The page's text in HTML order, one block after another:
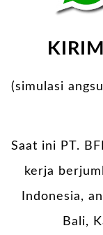
(simulasi
Saat ini PT.
kerja
Indonesia,
Bali,